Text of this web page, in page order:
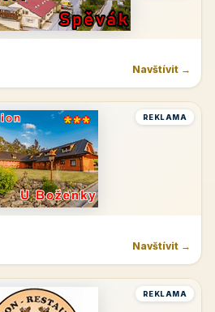
Navštívit →
REKLAMA
Navštívit →
REKLAMA